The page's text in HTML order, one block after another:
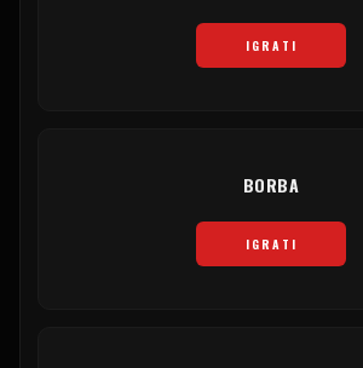
IGRATI
BORBA
IGRATI